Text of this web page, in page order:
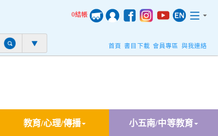
0結帳
首頁 書目下載 會員專區 與我連絡
教育/心理/傳播 小五南/中等教育